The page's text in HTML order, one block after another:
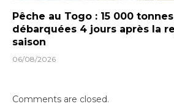
Pêche au Togo : 15 000
débarquées 4 jours après la
saison
06/08/2026
Comments are closed.